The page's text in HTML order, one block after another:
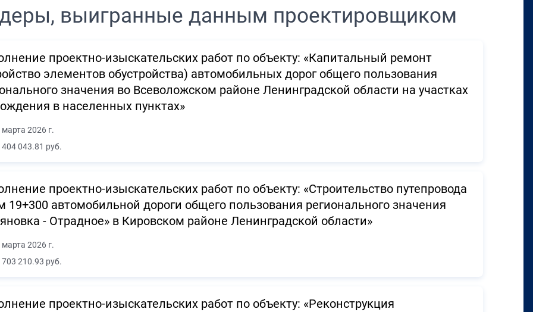
выигранные данным проектировщиком
проектно-изыскательских работ по объекту: «Капитальный ремонт
элементов обустройства) автомобильных дорог общего пользования
значения во Всеволожском районе Ленинградской области на участках
в населенных пунктах»
марта 2026 г.
404 043.81 руб.
проектно-изыскательских работ по объекту: «Строительство путепровода
19+300 автомобильной дороги общего пользования регионального значения
- Отрадное» в Кировском районе Ленинградской области»
марта 2026 г.
703 210.93 руб.
проектно-изыскательских работ по объекту: «Реконструкция